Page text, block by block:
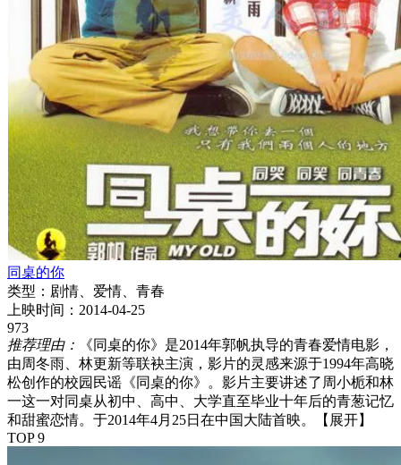
同桌的你
类型： 剧情、爱情、青春
上映时间： 2014-04-25
973
推荐理由：
《同桌的你》是2014年郭帆执导的青春爱情电影，
由周冬雨、林更新等联袂主演，影片的灵感来源于1994年高晓
松创作的校园民谣《同桌的你》。影片主要讲述了周小栀和林
一这一对同桌从初中、高中、大学直至毕业十年后的青葱记忆
和甜蜜恋情。于2014年4月25日在中国大陆首映。
【展开】
TOP 9